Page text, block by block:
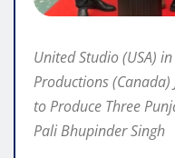
United Studio (USA)
Productions
to Produce Three
Pali Bhupinder Singh